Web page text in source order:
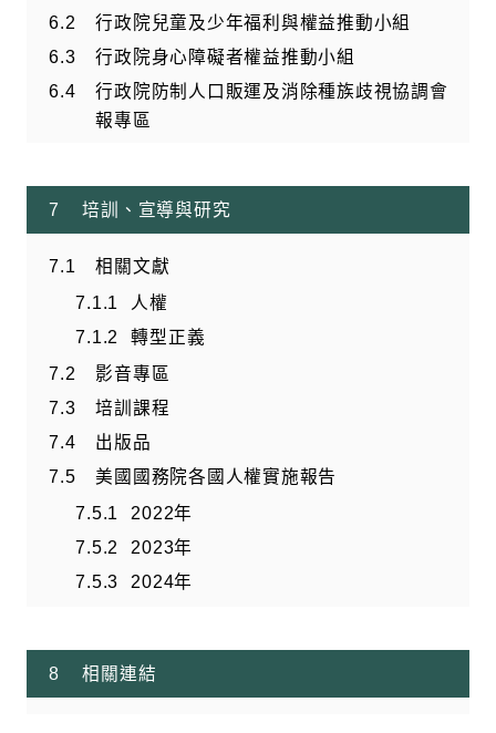
行政院兒童及少年福利與權益推動小組
行政院身心障礙者權益推動小組
行政院防制人口販運及消除種族歧視協調會
報專區
培訓、宣導與研究
相關文獻
人權
轉型正義
影音專區
培訓課程
出版品
美國國務院各國人權實施報告
2022年
2023年
2024年
相關連結